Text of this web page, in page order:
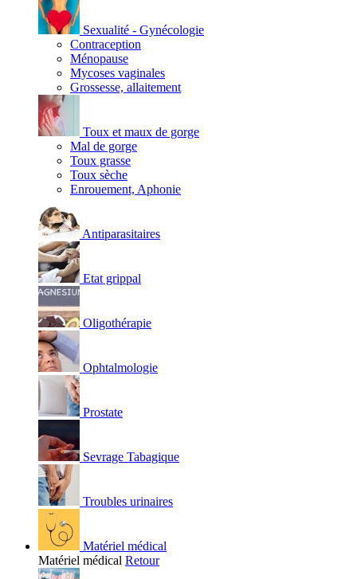
Sexualité - Gynécologie
Contraception
Ménopause
Mycoses vaginales
Grossesse, allaitement
Toux et maux de gorge
Mal de gorge
Toux grasse
Toux sèche
Enrouement, Aphonie
Antiparasitaires
Etat grippal
Oligothérapie
Ophtalmologie
Prostate
Sevrage Tabagique
Troubles urinaires
Matériel médical
Matériel médical Retour